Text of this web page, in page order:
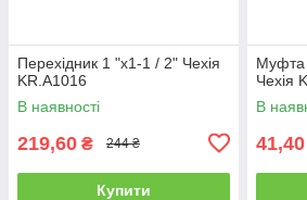
Перехідник 1 "x1-1 / 2" Чехія
KR.A1016
В наявності
219,60 ₴ 244 ₴
Купити
Муфта
Чехія
В
41,40